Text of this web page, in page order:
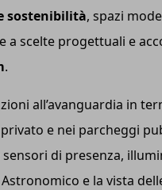
sostenibilità, spazi
a scelte progettuali e
.
all’avanguardia in
e nei parcheggi
di presenza,
e la vista